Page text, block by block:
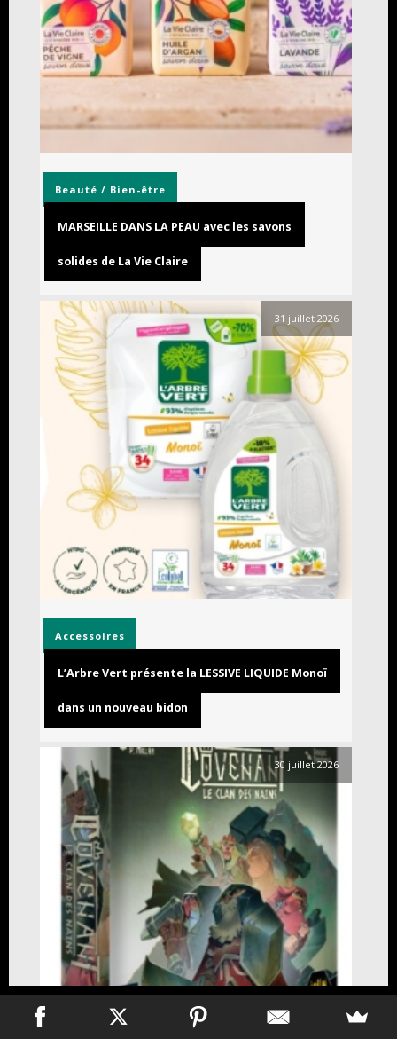
Beauté / Bien-être
MARSEILLE DANS LA PEAU avec les savons
solides de La Vie Claire
31 juillet 2026
Accessoires
L’Arbre Vert présente la LESSIVE LIQUIDE Monoï
dans un nouveau bidon
30 juillet 2026